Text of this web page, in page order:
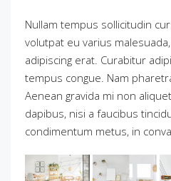
Nullam tempus sollicitudin
volutpat eu varius
adipiscing erat. Curabitur
tempus congue. Nam
Aenean gravida mi non
dapibus, nisi a faucibus
condimentum metus, in